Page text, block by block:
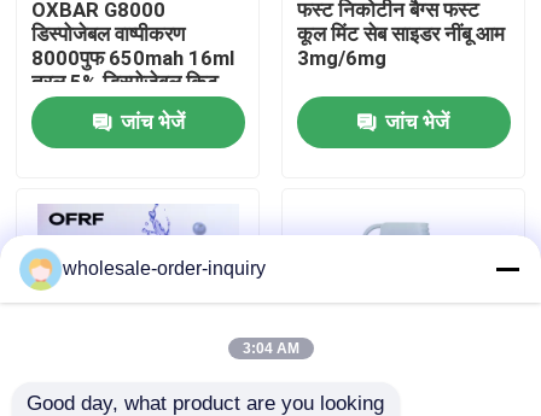
कारखाना भ्रमण
गुणवत्ता नियंत्रण
एक उद्धरण का अनुरोध करें
डिस्पोजेबल पॉड वेप्स
OXBAR G8000
डिस्पोजेबल वाष्पीकरण
8000पुफ 650mah 16ml
तरल 5% डिस्पोजेबल किट
जांच भेजें
फस्ट निकोटीन बैग्स फस्ट
कूल मिंट सेब साइडर नींबू आम
3mg/6mg
जांच भेजें
wholesale-order-inquiry
3:04 AM
Good day, what product are you looking